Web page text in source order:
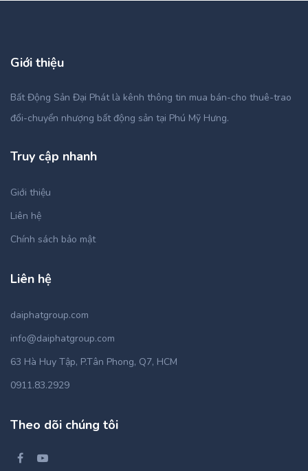
Giới thiệu
Bất Động Sản Đại Phát là kênh thông tin mua bán-cho thuê-trao
đổi-chuyển nhượng bất động sản tại Phú Mỹ Hưng.
Truy cập nhanh
Giới thiệu
Liên hệ
Chính sách bảo mật
Liên hệ
daiphatgroup.com
info@daiphatgroup.com
63 Hà Huy Tập, P.Tân Phong, Q7, HCM
0911.83.2929
Theo dõi chúng tôi